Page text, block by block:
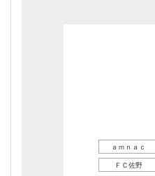
ａｍｎａｃ
ＦＣ佐野